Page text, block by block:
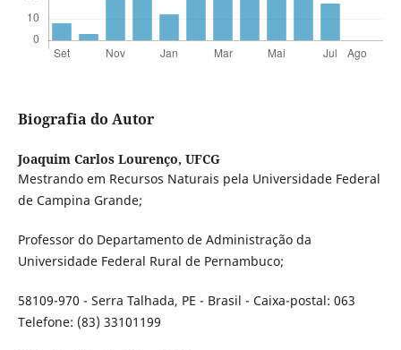
Biografia do Autor
Joaquim Carlos Lourenço, UFCG
Mestrando em Recursos Naturais pela Universidade Federal
de Campina Grande;
Professor do Departamento de Administração da
Universidade Federal Rural de Pernambuco;
58109-970 - Serra Talhada, PE - Brasil - Caixa-postal: 063
Telefone: (83) 33101199